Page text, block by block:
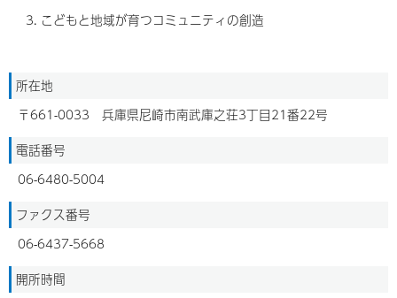
こどもと地域が育つコミュニティの創造
所在地
〒661-0033 兵庫県尼崎市南武庫之荘3丁目21番22号
電話番号
06-6480-5004
ファクス番号
06-6437-5668
開所時間